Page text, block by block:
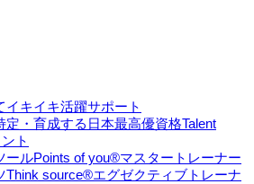
キイキ活躍サポート
・育成する日本最高優資格Talent
ト
ルPoints of you®マスタートレーナー
source®エグゼクティブトレーナ